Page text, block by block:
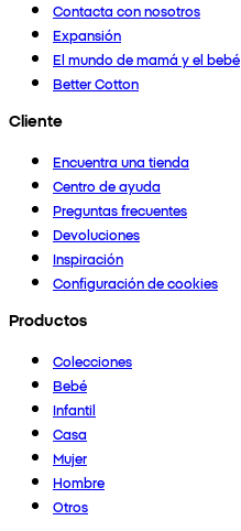
Contacta con nosotros
Expansión
El mundo de mamá y el bebé
Better Cotton
Cliente
Encuentra una tienda
Centro de ayuda
Preguntas frecuentes
Devoluciones
Inspiración
Configuración de cookies
Productos
Colecciones
Bebé
Infantil
Casa
Mujer
Hombre
Otros